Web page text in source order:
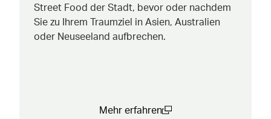
Street Food der Stadt, bevor oder nachdem
Sie zu Ihrem Traumziel in Asien, Australien
oder Neuseeland aufbrechen.
Mehr erfahren